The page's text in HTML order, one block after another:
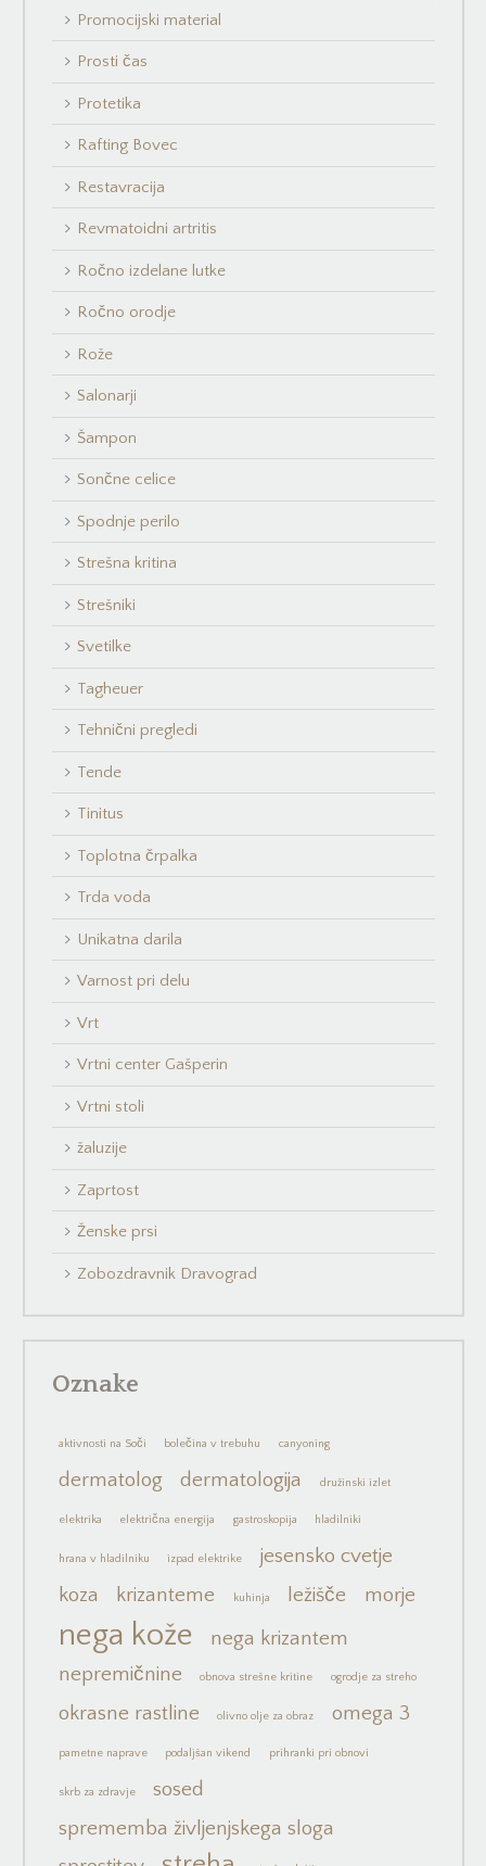
Promocijski material
Prosti čas
Protetika
Rafting Bovec
Restavracija
Revmatoidni artritis
Ročno izdelane lutke
Ročno orodje
Rože
Salonarji
Šampon
Sončne celice
Spodnje perilo
Strešna kritina
Strešniki
Svetilke
Tagheuer
Tehnični pregledi
Tende
Tinitus
Toplotna črpalka
Trda voda
Unikatna darila
Varnost pri delu
Vrt
Vrtni center Gašperin
Vrtni stoli
žaluzije
Zaprtost
Ženske prsi
Zobozdravnik Dravograd
Oznake
aktivnosti na Soči bolečina v trebuhu canyoning
dermatolog dermatologija družinski izlet
elektrika električna energija gastroskopija hladilniki
hrana v hladilniku izpad elektrike
jesensko cvetje
koza
krizanteme kuhinja ležišče morje
nega kože
nega krizantem
nepremičnine
obnova strešne kritine ogrodje za streho
okrasne rastline olivno olje za obraz omega 3
pametne naprave podaljšan vikend prihranki pri obnovi
skrb za zdravje
sosed
sprememba življenjskega sloga